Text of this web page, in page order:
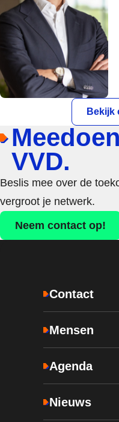
Bekijk
VVD.
Beslis mee over de
vergroot je netwerk.
Neem contact op!
Contact
Mensen
Agenda
Nieuws